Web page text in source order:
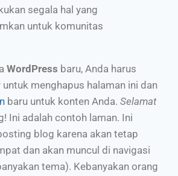
segala hal yang
untuk komunitas
WordPress baru, Anda harus
untuk menghapus halaman ini dan
baru untuk konten Anda. Selamat
Ini adalah contoh laman. Ini
blog karena akan tetap
dan akan muncul di navigasi
tema). Kebanyakan orang